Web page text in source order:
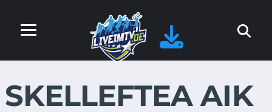
SKELLEFTEA AIK